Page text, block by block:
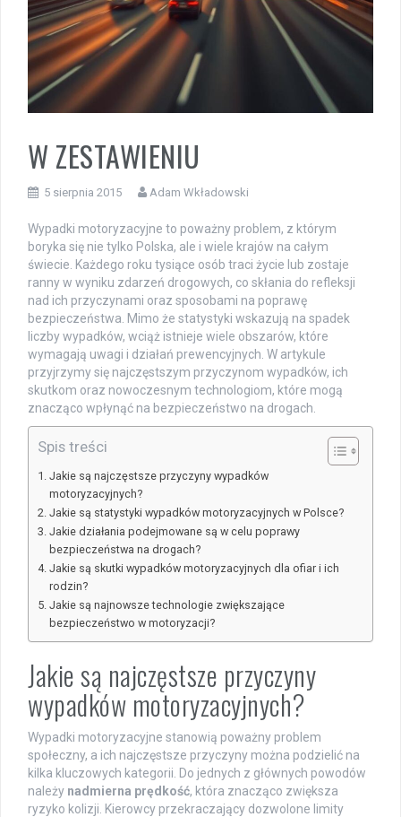
W ZESTAWIENIU
5 sierpnia 2015 Adam Wkładowski
Wypadki motoryzacyjne to poważny problem, z którym
boryka się nie tylko Polska, ale i wiele krajów na całym
świecie. Każdego roku tysiące osób traci życie lub zostaje
ranny w wyniku zdarzeń drogowych, co skłania do refleksji
nad ich przyczynami oraz sposobami na poprawę
bezpieczeństwa. Mimo że statystyki wskazują na spadek
liczby wypadków, wciąż istnieje wiele obszarów, które
wymagają uwagi i działań prewencyjnych. W artykule
przyjrzymy się najczęstszym przyczynom wypadków, ich
skutkom oraz nowoczesnym technologiom, które mogą
znacząco wpłynąć na bezpieczeństwo na drogach.
Spis treści
Jakie są najczęstsze przyczyny wypadków
motoryzacyjnych?
Jakie są statystyki wypadków motoryzacyjnych w Polsce?
Jakie działania podejmowane są w celu poprawy
bezpieczeństwa na drogach?
Jakie są skutki wypadków motoryzacyjnych dla ofiar i ich
rodzin?
Jakie są najnowsze technologie zwiększające
bezpieczeństwo w motoryzacji?
Jakie są najczęstsze przyczyny
wypadków motoryzacyjnych?
Wypadki motoryzacyjne stanowią poważny problem
społeczny, a ich najczęstsze przyczyny można podzielić na
kilka kluczowych kategorii. Do jednych z głównych powodów
należy nadmierna prędkość, która znacząco zwiększa
ryzyko kolizji. Kierowcy przekraczający dozwolone limity